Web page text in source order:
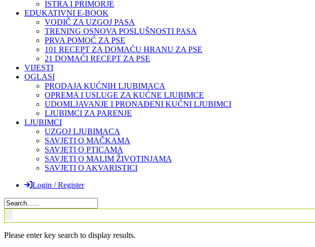
ISTRA I PRIMORJE
EDUKATIVNI E-BOOK
VODIČ ZA UZGOJ PASA
TRENING OSNOVA POSLUŠNOSTI PASA
PRVA POMOĆ ZA PSE
101 RECEPT ZA DOMAĆU HRANU ZA PSE
21 DOMAĆI RECEPT ZA PSE
VIJESTI
OGLASI
PRODAJA KUĆNIH LJUBIMACA
OPREMA I USLUGE ZA KUĆNE LJUBIMCE
UDOMLJAVANJE I PRONAĐENI KUĆNI LJUBIMCI
LJUBIMCI ZA PARENJE
LJUBIMCI
UZGOJ LJUBIMACA
SAVJETI O MAČKAMA
SAVJETI O PTICAMA
SAVJETI O MALIM ŽIVOTINJAMA
SAVJETI O AKVARISTICI
Login / Register
Please enter key search to display results.